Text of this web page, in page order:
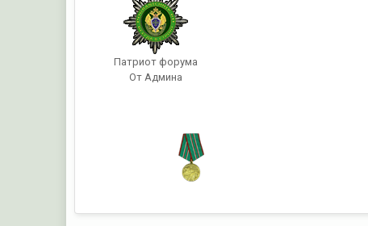
Патриот форума
От Админа